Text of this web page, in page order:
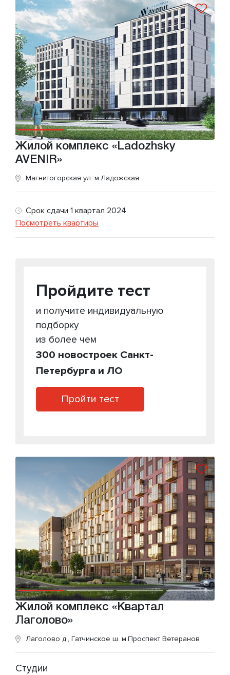
Жилой комплекс «Ladozhsky
AVENIR»
Магнитогорская ул. м.Ладожская
Срок сдачи 1 квартал 2024
Посмотреть квартиры
Пройдите тест
и получите индивидуальную
подборку
из более чем
300 новостроек Санкт-
Петербурга и ЛО
Пройти тест
Жилой комплекс «Квартал
Лаголово»
Лаголово д., Гатчинское ш. м.Проспект Ветеранов
Студии